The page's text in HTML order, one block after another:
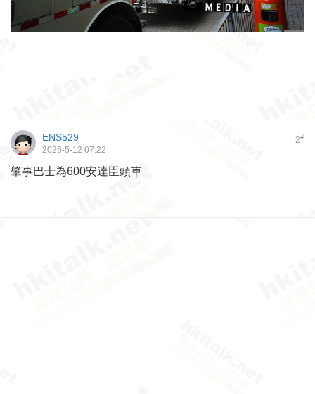
2#
ENS529
2026-5-12 07:22
肇事巴士為600安達臣頭車